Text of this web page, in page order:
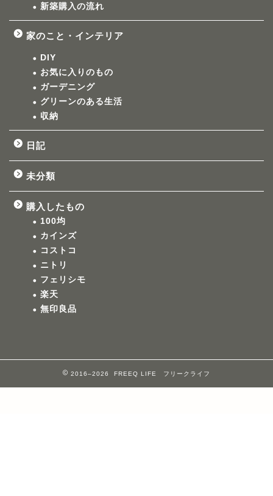
新築購入の流れ
家のこと・インテリア
DIY
お気に入りのもの
ガーデニング
グリーンのある生活
収納
日記
未分類
購入したもの
100均
カインズ
コストコ
ニトリ
フェリシモ
楽天
無印良品
2016–2026 FREEQ LIFE フリークライフ